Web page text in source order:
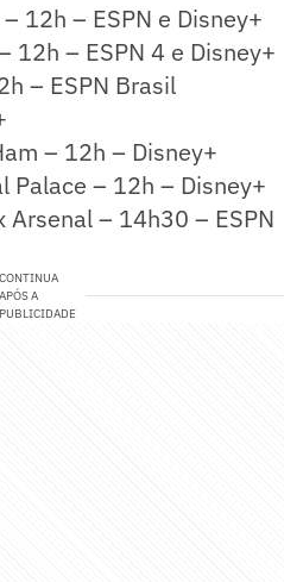
12h – ESPN e Disney+
12h – ESPN 4 e Disney+
– ESPN Brasil
– 12h – Disney+
Palace – 12h – Disney+
– 14h30 – ESPN
CONTINUA
APÓS A
PUBLICIDADE